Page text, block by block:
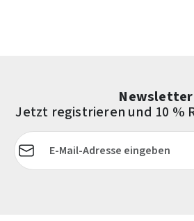
Newsletter
Jetzt registrieren und 10 %
E-Mail-Adresse*